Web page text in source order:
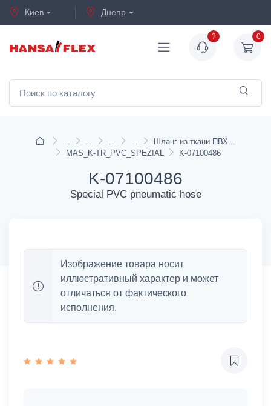
Киев Днепр
? 0
Шланг из ткани ПВХ
MAS_K-TR_PVC_SPEZIAL
K-07100486
K-07100486
Special PVC pneumatic hose
Изображение товара носит
иллюстративный характер и может
отличаться от фактического
исполнения.